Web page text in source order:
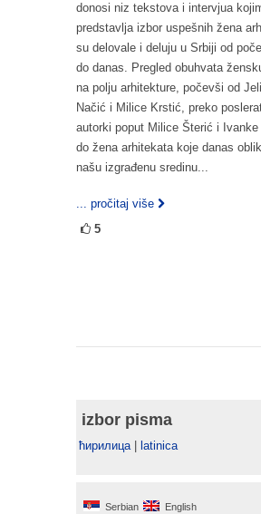
donosi niz tekstova i intervjua
predstavlja izbor uspešnih žena
su delovale i deluju u Srbiji od
do danas. Pregled obuhvata
na polju arhitekture, počevši od
Načić i Milice Krstić, preko
autorki poput Milice Šterić i Ivanke
do žena arhitekata koje danas
našu izgrađenu sredinu...
... pročitaj više
5
izbor pisma
ћирилица| latinica
Serbian English